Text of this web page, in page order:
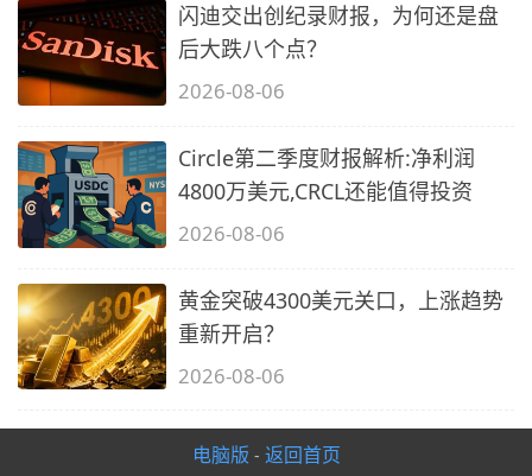
闪迪交出创纪录财报，为何还是盘
后大跌八个点？
2026-08-06
Circle第二季度财报解析:净利润
4800万美元,CRCL还能值得投资
2026-08-06
黄金突破4300美元关口，上涨趋势
重新开启？
2026-08-06
电脑版 - 返回首页